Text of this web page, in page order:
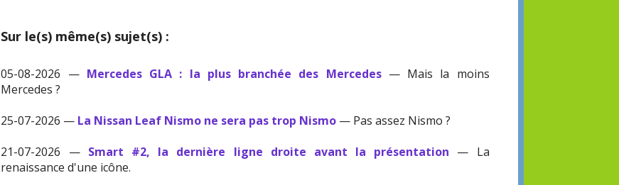
Sur le(s) même(s) sujet(s) :
05-08-2026 — Mercedes GLA : la plus branchée des Mercedes— Mais la moins
Mercedes ?
25-07-2026 — La Nissan Leaf Nismo ne sera pas trop Nismo — Pas assez Nismo ?
21-07-2026 — Smart #2, la dernière ligne droite avant la présentation — La
renaissance d'une icône.